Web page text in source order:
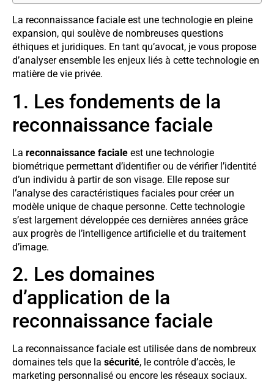
La reconnaissance faciale est une technologie en pleine
expansion, qui soulève de nombreuses questions
éthiques et juridiques. En tant qu’avocat, je vous propose
d’analyser ensemble les enjeux liés à cette technologie en
matière de vie privée.
1. Les fondements de la
reconnaissance faciale
La reconnaissance faciale est une technologie
biométrique permettant d’identifier ou de vérifier l’identité
d’un individu à partir de son visage. Elle repose sur
l’analyse des caractéristiques faciales pour créer un
modèle unique de chaque personne. Cette technologie
s’est largement développée ces dernières années grâce
aux progrès de l’intelligence artificielle et du traitement
d’image.
2. Les domaines
d’application de la
reconnaissance faciale
La reconnaissance faciale est utilisée dans de nombreux
domaines tels que la sécurité, le contrôle d’accès, le
marketing personnalisé ou encore les réseaux sociaux.